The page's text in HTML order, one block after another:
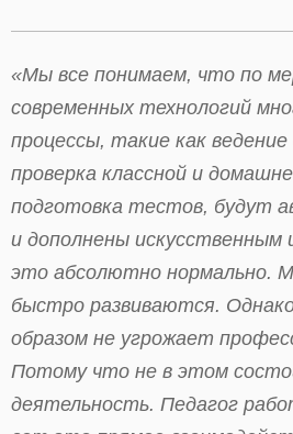
«Мы все понимаем, что по
современных технологий
процессы, такие как
проверка классной и
подготовка тестов, будут
и дополнены
это абсолютно нормально.
быстро развиваются.
образом не угрожает
Потому что не в этом
деятельность. Педагог